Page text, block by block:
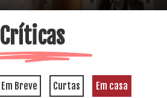
Críticas
Em Breve Curtas Em casa